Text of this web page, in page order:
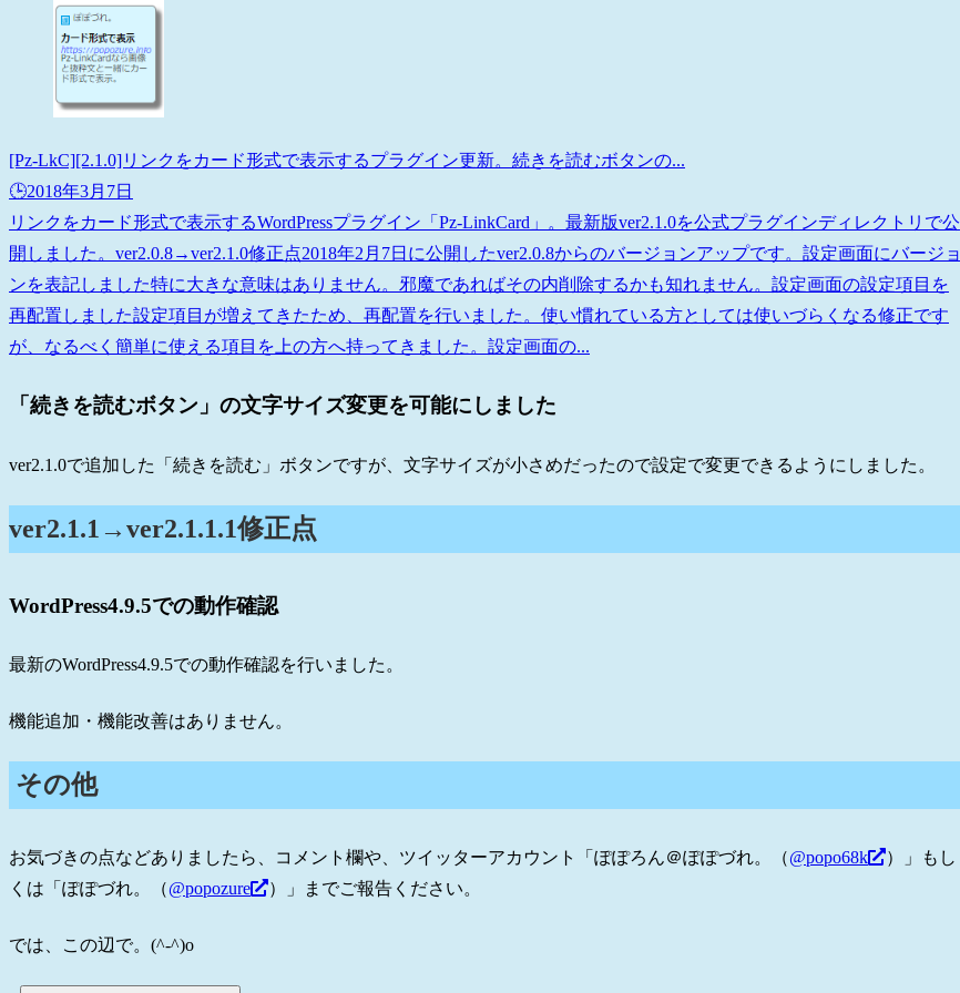
[Pz-LkC][2.1.0]リンクをカード形式で表示するプラグイン更新。続きを読むボタンの...
🕒️2018年3月7日
リンクをカード形式で表示するWordPressプラグイン「Pz-LinkCard」。最新版ver2.1.0を公式プラグインディレクトリで公
開しました。ver2.0.8→ver2.1.0修正点2018年2月7日に公開したver2.0.8からのバージョンアップです。設定画面にバージョ
ンを表記しました特に大きな意味はありません。邪魔であればその内削除するかも知れません。設定画面の設定項目を
再配置しました設定項目が増えてきたため、再配置を行いました。使い慣れている方としては使いづらくなる修正です
が、なるべく簡単に使える項目を上の方へ持ってきました。設定画面の...
「続きを読むボタン」の文字サイズ変更を可能にしました
ver2.1.0で追加した「続きを読む」ボタンですが、文字サイズが小さめだったので設定で変更できるようにしました。
ver2.1.1→ver2.1.1.1修正点
WordPress4.9.5での動作確認
最新のWordPress4.9.5での動作確認を行いました。
機能追加・機能改善はありません。
その他
お気づきの点などありましたら、コメント欄や、ツイッターアカウント「ぽぽろん＠ぽぽづれ。（@popo68k
）」もし
くは「ぽぽづれ。（@popozure ）」までご報告ください。
では、この辺で。(^-^)o